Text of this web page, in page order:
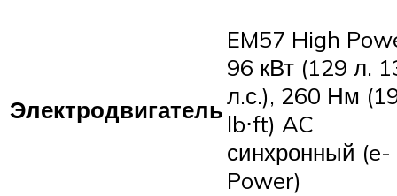
Электродвигатель
EM57 High
96 кВт (129 л.
л.с.), 260 Нм
lb⋅ft) AC
синхронный (e-
Power)